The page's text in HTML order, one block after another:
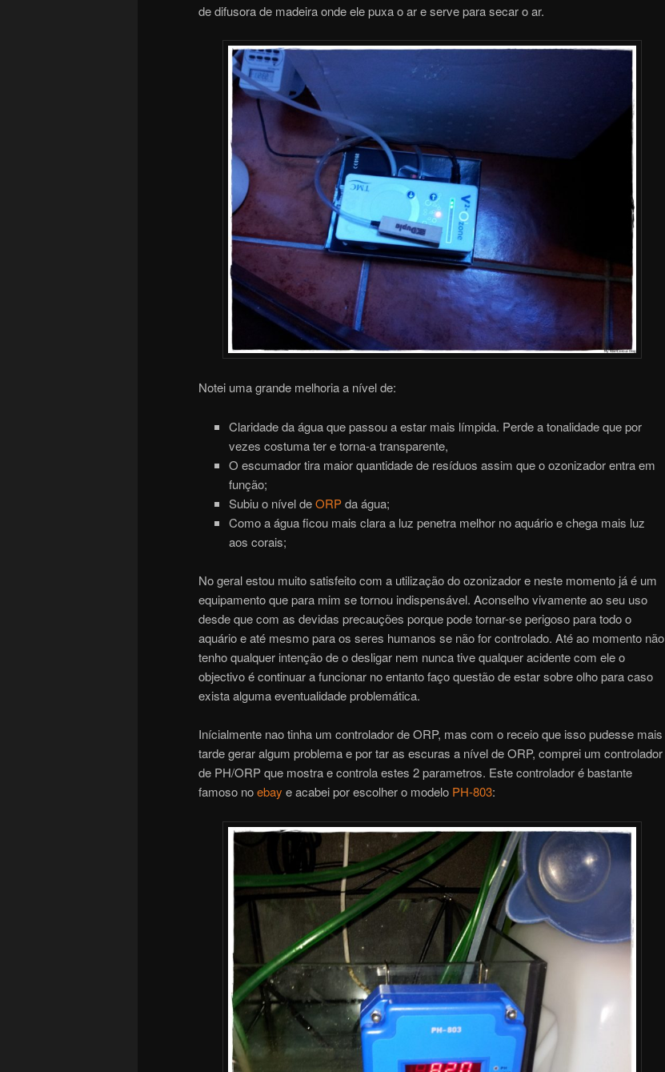
de difusora de madeira onde ele puxa o ar e serve para secar o ar.
Notei uma grande melhoria a nível de:
Claridade da água que passou a estar mais límpida. Perde a tonalidade que por
vezes costuma ter e torna-a transparente,
O escumador tira maior quantidade de resíduos assim que o ozonizador entra em
função;
Subiu o nível deORPda água;
Como a água ficou mais clara a luz penetra melhor no aquário e chega mais luz
aos corais;
No geral estou muito satisfeito com a utilização do ozonizador e neste momento já é um
equipamento que para mim se tornou indispensável. Aconselho vivamente ao seu uso
desde que com as devidas precauções porque pode tornar-se perigoso para todo o
aquário e até mesmo para os seres humanos se não for controlado. Até ao momento não
tenho qualquer intenção de o desligar nem nunca tive qualquer acidente com ele o
objectivo é continuar a funcionar no entanto faço questão de estar sobre olho para caso
exista alguma eventualidade problemática.
Inícialmente nao tinha um controlador de ORP, mas com o receio que isso pudesse mais
tarde gerar algum problema e por tar as escuras a nível de ORP, comprei um controlador
de PH/ORP que mostra e controla estes 2 parametros. Este controlador é bastante
famoso noebay e acabei por escolher o modelo PH-803: